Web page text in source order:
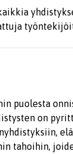
puolesta
on
tahoihin,